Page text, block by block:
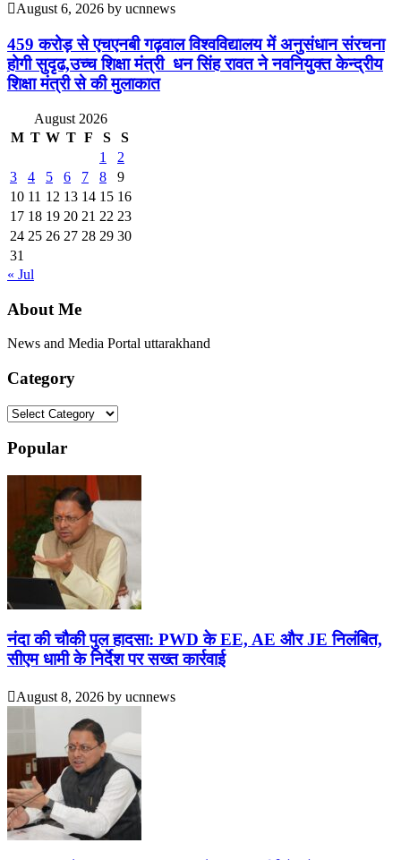
August 6, 2026 by ucnnews
459 करोड़ से एचएनबी गढ़वाल विश्वविद्यालय में अनुसंधान संरचना
होगी सुदृढ,उच्च शिक्षा मंत्री धन सिंह रावत ने नवनियुक्त केन्द्रीय
शिक्षा मंत्री से की मुलाकात
August 2026
M T W T F S
S
1
2
3
4 5 6 7 8
9
10 11 12 13 14 15 16
17 18 19 20 21 22 23
24 25 26 27 28 29 30
31
« Jul
About Me
News and Media Portal uttarakhand
Category
Category
Popular
नंदा की चौकी पुल हादसा: PWD के EE, AE और JE निलंबित,
सीएम धामी के निर्देश पर सख्त कार्रवाई
August 8, 2026 by ucnnews